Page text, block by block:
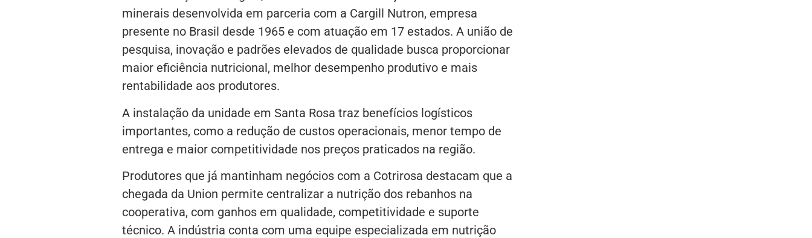
minerais desenvolvida em parceria com a Cargill Nutron, empresa
presente no Brasil desde 1965 e com atuação em 17 estados. A união de
pesquisa, inovação e padrões elevados de qualidade busca proporcionar
maior eficiência nutricional, melhor desempenho produtivo e mais
rentabilidade aos produtores.
A instalação da unidade em Santa Rosa traz benefícios logísticos
importantes, como a redução de custos operacionais, menor tempo de
entrega e maior competitividade nos preços praticados na região.
Produtores que já mantinham negócios com a Cotrirosa destacam que a
chegada da Union permite centralizar a nutrição dos rebanhos na
cooperativa, com ganhos em qualidade, competitividade e suporte
técnico. A indústria conta com uma equipe especializada em nutrição